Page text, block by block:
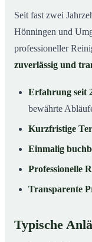
Seit fast zwei
Hönningen und
professioneller
zuverlässig und
Erfahrung seit
bewährte
Kurzfristige
Einmalig
Professionelle
Transparente
Typische